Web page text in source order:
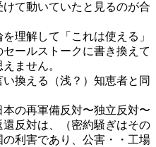
て動いていたと見るのが合
理解して「これは使える」
ールストークに書き換えて
ません。
換える（浅？）知恵者と同
の再軍備反対〜独立反対〜
反対は、（密約騒ぎはその
利害であり、公害・・工場